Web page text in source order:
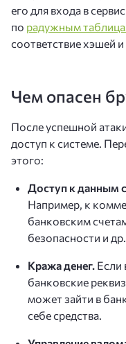
его для входа в
по радужным
соответствие хэшей
Чем опасен
После успешной
доступ к системе.
этого:
Доступ к данным
Например, к
банковским
безопасности и др.
Кража денег. Если
банковские
может зайти в
себе средства.